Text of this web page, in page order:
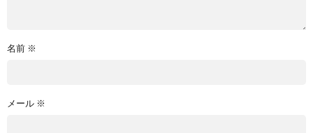
名前 ※
メール ※